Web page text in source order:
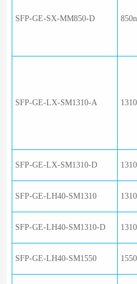
SFP-GE-SX-MM850-D
SFP-GE-LX-SM1310-A
SFP-GE-LX-SM1310-D
SFP-GE-LH40-SM1310
SFP-GE-LH40-SM1310-D
SFP-GE-LH40-SM1550